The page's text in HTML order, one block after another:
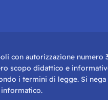
con autorizzazione numero
scopo didattico e
i termini di legge. Si